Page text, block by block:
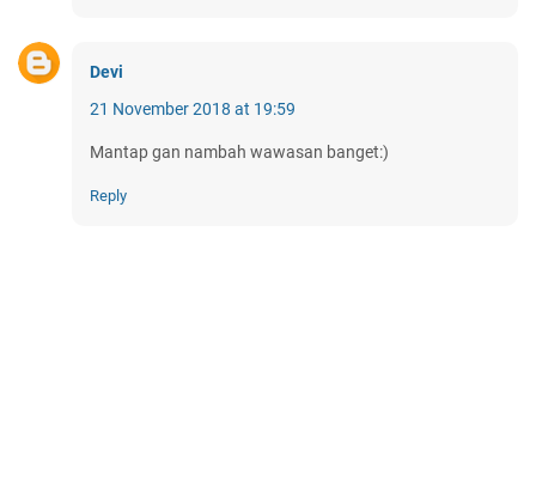
Devi
21 November 2018 at 19:59
Mantap gan nambah wawasan banget:)
Reply